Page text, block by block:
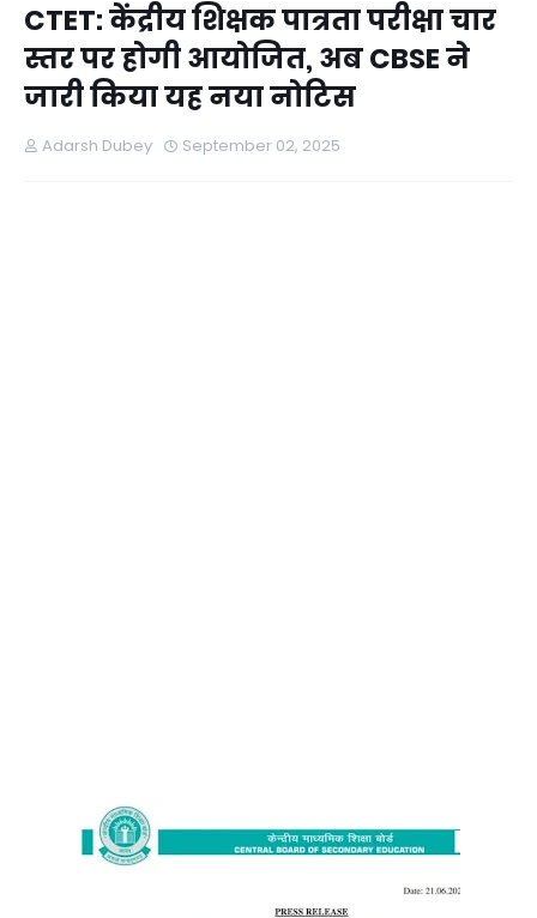
CTET: केंद्रीय शिक्षक पात्रता परीक्षा चार
स्तर पर होगी आयोजित, अब CBSE ने
जारी किया यह नया नोटिस
Adarsh Dubey September 02, 2025